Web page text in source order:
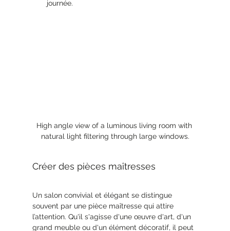
journée.
High angle view of a luminous living room with
natural light filtering through large windows.
Créer des pièces maîtresses
Un salon convivial et élégant se distingue
souvent par une pièce maîtresse qui attire
l’attention. Qu'il s'agisse d'une œuvre d'art, d'un
grand meuble ou d'un élément décoratif, il peut